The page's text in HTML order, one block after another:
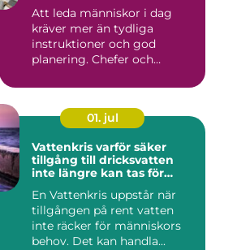
Att leda människor i dag
kräver mer än tydliga
instruktioner och god
planering. Chefer och
01. jul
Vattenkris varför säker
tillgång till dricksvatten
inte längre kan tas för
En Vattenkris uppstår när
tillgången på rent vatten
inte räcker för människors
behov. Det kan handla...